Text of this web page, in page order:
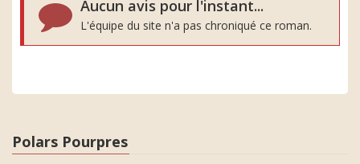
Aucun avis pour l'instant...
L'équipe du site n'a pas chroniqué ce roman.
Polars Pourpres